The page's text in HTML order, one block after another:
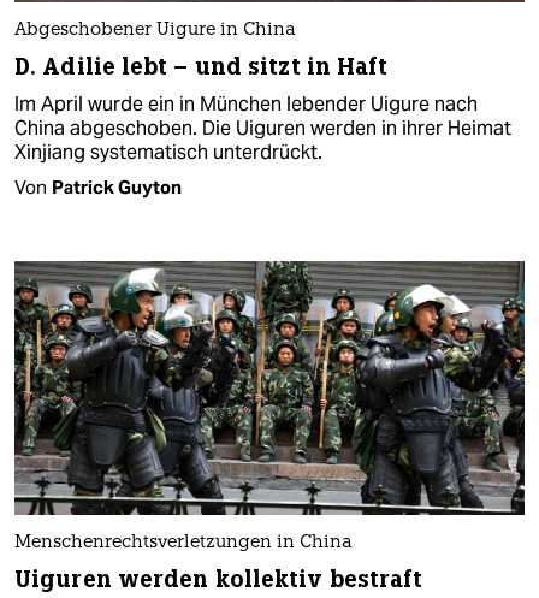
Abgeschobener Uigure in China
D. Adilie lebt – und sitzt in Haft
Im April wurde ein in München lebender Uigure nach
China abgeschoben. Die Uiguren werden in ihrer Heimat
Xinjiang systematisch unterdrückt.
Von Patrick Guyton
Menschenrechtsverletzungen in China
Uiguren werden kollektiv bestraft